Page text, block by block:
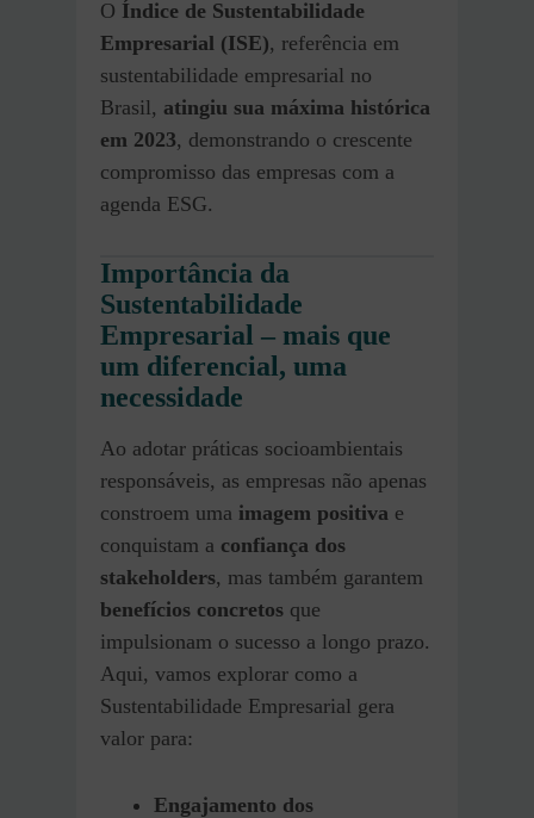
O Índice de Sustentabilidade
Empresarial (ISE), referência em
sustentabilidade empresarial no
Brasil, atingiu sua máxima histórica
em 2023, demonstrando o crescente
compromisso das empresas com a
agenda ESG.
Importância da
Sustentabilidade
Empresarial – mais que
um diferencial, uma
necessidade
Ao adotar práticas socioambientais
responsáveis, as empresas não apenas
constroem uma imagem positiva e
conquistam a confiança dos
stakeholders, mas também garantem
benefícios concretos que
impulsionam o sucesso a longo prazo.
Aqui, vamos explorar como a
Sustentabilidade Empresarial gera
valor para:
Engajamento dos